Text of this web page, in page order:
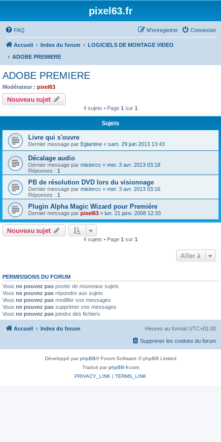
pixel63.fr
FAQ Connexion
M’enregistrer
Accueil Index du forum
LOGICIELS DE MONTAGE VIDEO
ADOBE PREMIERE
ADOBE PREMIERE
Modérateur : pixel63
Nouveau sujet
4 sujets • Page 1 sur 1
Sujets
Livre qui s'ouvre
Dernier message par Eglantine « sam. 29 juin 2013 13:43
Décalage audio
Dernier message par mistercc « mer. 3 avr. 2013 03:18
Réponses : 1
PB de résolution DVD lors du visionnage
Dernier message par mistercc « mer. 3 avr. 2013 03:16
Réponses : 1
Plugin Alpha Magic Wizard pour Premiére
Dernier message par pixel63 « lun. 21 janv. 2008 12:33
Nouveau sujet
4 sujets • Page 1 sur 1
Aller à
PERMISSIONS DU FORUM
Vous ne pouvez pas poster de nouveaux sujets
Vous ne pouvez pas répondre aux sujets
Vous ne pouvez pas modifier vos messages
Vous ne pouvez pas supprimer vos messages
Vous ne pouvez pas joindre des fichiers
Accueil Index du forum Heures au format UTC+01:00
Supprimer les cookies du forum
Développé parphpBB® Forum Software © phpBB Limited
Traduit parphpBB-fr.com
PRIVACY_LINK | TERMS_LINK